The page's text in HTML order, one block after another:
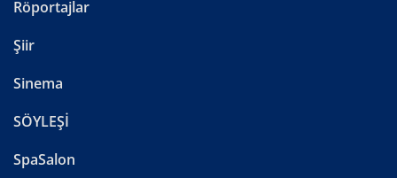
Röportajlar
Şiir
Sinema
SÖYLEŞİ
SpaSalon